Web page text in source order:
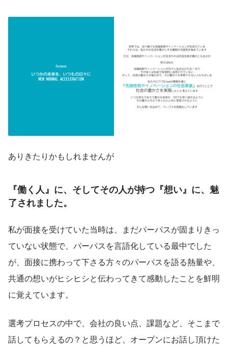
ありきたりかもしれませんが
『働く人』 に、そしてその人が持つ 『想い』 に、魅
了されました。
私が面接を受けていた当時は、まだパーパスが固まりきっ
ていない状態で、パーパスを言語化している最中でした
が、面接に携わって下さる方々のパーパスを語る熱量や、
共通の想いがヒシヒシと伝わってきて感動したことを鮮明
に覚えています。
選考プロセスの中で、会社の良い点、課題など、そこまで
話してもらえるの？と思うほど、オープンにお話し頂けた